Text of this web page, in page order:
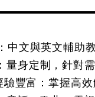
文與英文輔助教
身定制，針對需
豐富：掌握高效